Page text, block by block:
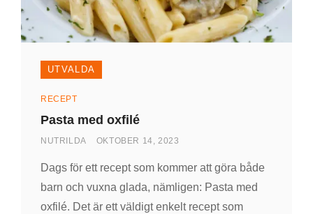
UTVALDA
Kategorier
RECEPT
Pasta med oxfilé
AV
NUTRILDA
PUBLICERAD
OKTOBER 14, 2023
Dags för ett recept som kommer att göra både
barn och vuxna glada, nämligen: Pasta med
oxfilé. Det är ett väldigt enkelt recept som